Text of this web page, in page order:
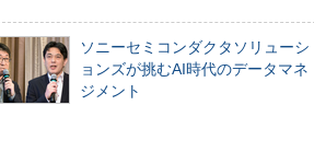
ソニーセミコンダクタソリューシ
ョンズが挑むAI時代のデータマネ
ジメント